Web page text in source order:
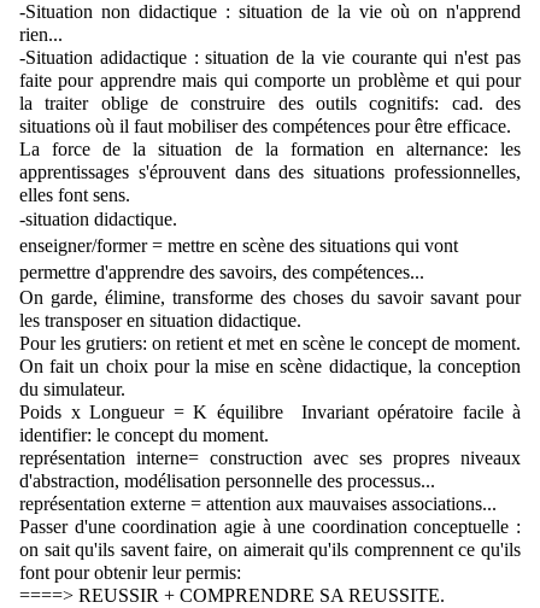
-Situation non didactique : situation de la vie où on n'apprend
rien...
-Situation adidactique : situation de la vie courante qui n'est pas
faite pour apprendre mais qui comporte un problème et qui pour
la traiter oblige de construire des outils cognitifs: cad. des
situations où il faut mobiliser des compétences pour être efficace.
La force de la situation de la formation en alternance: les
apprentissages s'éprouvent dans des situations professionnelles,
elles font sens.
-situation didactique.
enseigner/former = mettre en scène des situations qui vont
permettre d'apprendre des savoirs, des compétences...
On garde, élimine, transforme des choses du savoir savant pour
les transposer en situation didactique.
Pour les grutiers: on retient et met en scène le concept de moment.
On fait un choix pour la mise en scène didactique, la conception
du simulateur.
Poids x Longueur = K équilibre  Invariant opératoire facile à
identifier: le concept du moment.
représentation interne= construction avec ses propres niveaux
d'abstraction, modélisation personnelle des processus...
représentation externe = attention aux mauvaises associations...
Passer d'une coordination agie à une coordination conceptuelle :
on sait qu'ils savent faire, on aimerait qu'ils comprennent ce qu'ils
font pour obtenir leur permis:
====> REUSSIR + COMPRENDRE SA REUSSITE.